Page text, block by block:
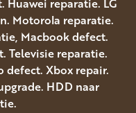
Huawei reparatie. LG
Motorola reparatie.
Macbook defect.
Televisie reparatie.
defect. Xbox repair.
HDD naar